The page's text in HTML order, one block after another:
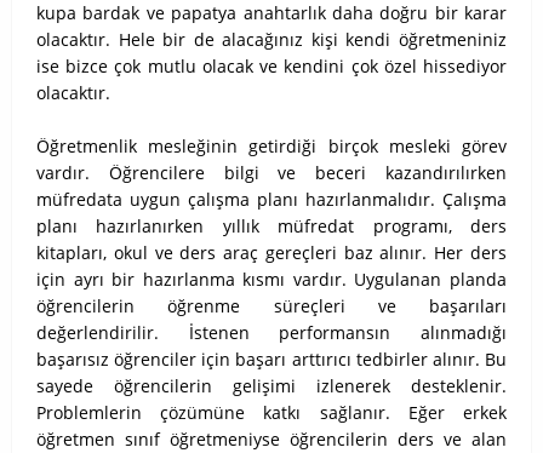
kupa bardak ve papatya anahtarlık daha doğru bir karar
olacaktır. Hele bir de alacağınız kişi kendi öğretmeniniz
ise bizce çok mutlu olacak ve kendini çok özel hissediyor
olacaktır.
Öğretmenlik mesleğinin getirdiği birçok mesleki görev
vardır. Öğrencilere bilgi ve beceri kazandırılırken
müfredata uygun çalışma planı hazırlanmalıdır. Çalışma
planı hazırlanırken yıllık müfredat programı, ders
kitapları, okul ve ders araç gereçleri baz alınır. Her ders
için ayrı bir hazırlanma kısmı vardır. Uygulanan planda
öğrencilerin öğrenme süreçleri ve başarıları
değerlendirilir. İstenen performansın alınmadığı
başarısız öğrenciler için başarı arttırıcı tedbirler alınır. Bu
sayede öğrencilerin gelişimi izlenerek desteklenir.
Problemlerin çözümüne katkı sağlanır. Eğer erkek
öğretmen sınıf öğretmeniyse öğrencilerin ders ve alan